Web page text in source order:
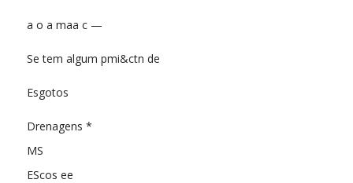
a o a maa c —
Se tem algum pmi&ctn de
Esgotos
Drenagens *
MS
EScos ee